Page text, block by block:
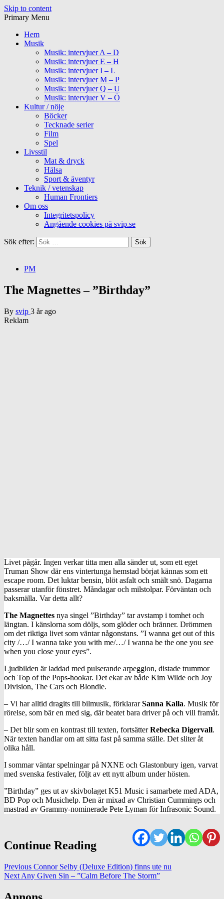
Skip to content
Primary Menu
Hem
Musik
Musik: intervjuer A – D
Musik: intervjuer E – H
Musik: intervjuer I – L
Musik: intervjuer M – P
Musik: intervjuer Q – U
Musik: intervjuer V – Ö
Kultur / nöje
Böcker
Tecknade serier
Film
Spel
Livsstil
Mat & dryck
Hälsa
Sport & äventyr
Teknik / vetenskap
Human Frontiers
Om oss
Integritetspolicy
Angående cookies på svip.se
Sök efter:
PM
The Magnettes – ”Birthday”
By svip 3 år ago
Reklam
Livet pågår. Ingen verkar titta men alla sänder ut, som ett eget
Truman Show där ens vintertunga hemstad börjat kännas som ett
escape room. Det luktar bensin, blöt asfalt och smält snö. Dagarna
passerar utanför fönstret. Måndagar och milstolpar. Förväntan och
baksmälla. Var detta allt?
The Magnettes nya singel ”Birthday” tar avstamp i tomhet och
längtan. I känslorna som döljs, som glöder och bränner. Drömmen
om det riktiga livet som väntar någonstans. ”I wanna get out of this
city /…/ I wanna take you with me/…/ I wanna be the one you see
when you close your eyes”.
Ljudbilden är laddad med pulserande arpeggion, distade trummor
och Top of the Pops-hookar. Det ekar av både Kim Wilde och Joy
Division, The Cars och Blondie.
– Vi har alltid dragits till bilmusik, förklararSanna Kalla. Musik för
rörelse, som bär en med sig, där beatet bara driver på och vill framåt.
– Det blir som en kontrast till texten, fortsätterRebecka Digervall.
När texten handlar om att sitta fast på samma ställe. Det sliter åt
olika håll.
I sommar väntar spelningar på NXNE och Glastonbury igen, varvat
med svenska festivaler, följt av ett nytt album under hösten.
”Birthday” ges ut av skivbolaget K51 Music i samarbete med ADA,
BD Pop och Musichelp. Den är mixad av Christian Cummings och
mastrad av Grammy-nominerade Pete Lyman för Infrasonic Sound.
Continue Reading
Previous Connor Selby (Deluxe Edition) finns ute nu
Next Any Given Sin – ”Calm Before The Storm”